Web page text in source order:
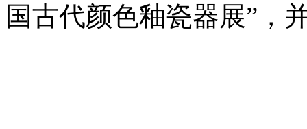
国古代颜色釉瓷器展”，